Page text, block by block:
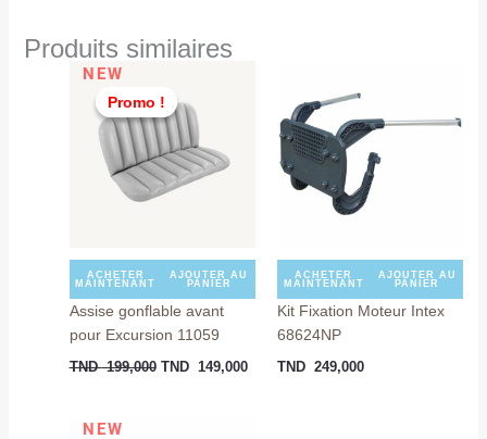
Produits similaires
Promo !
NEW
Promo !
ACHETER
MAINTENANT
AJOUTER AU
PANIER
Assise gonflable avant
pour Excursion 11059
TND199,000
initial
était :
TND
199,000.
TND 149,000
149,000.
ACHETER
MAINTENANT
AJOUTER AU
PANIER
Kit Fixation Moteur Intex
68624NP
TND 249,000
NEW